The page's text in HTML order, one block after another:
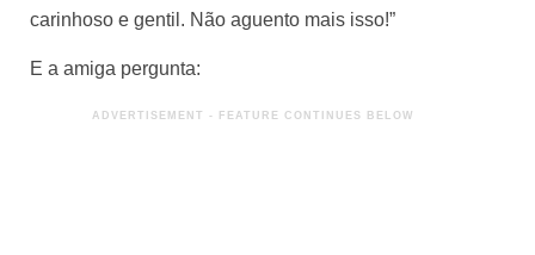
carinhoso e gentil. Não aguento mais isso!”
E a amiga pergunta: